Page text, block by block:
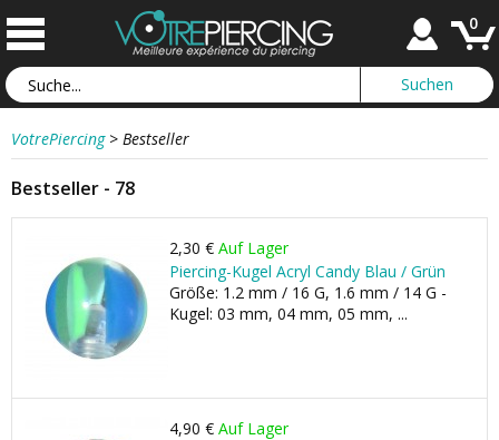
0
VotrePiercing > Bestseller
Bestseller - 78
2,30 € Auf Lager
Piercing-Kugel Acryl Candy Blau / Grün
Größe: 1.2 mm / 16 G, 1.6 mm / 14 G -
Kugel: 03 mm, 04 mm, 05 mm, ...
4,90 € Auf Lager